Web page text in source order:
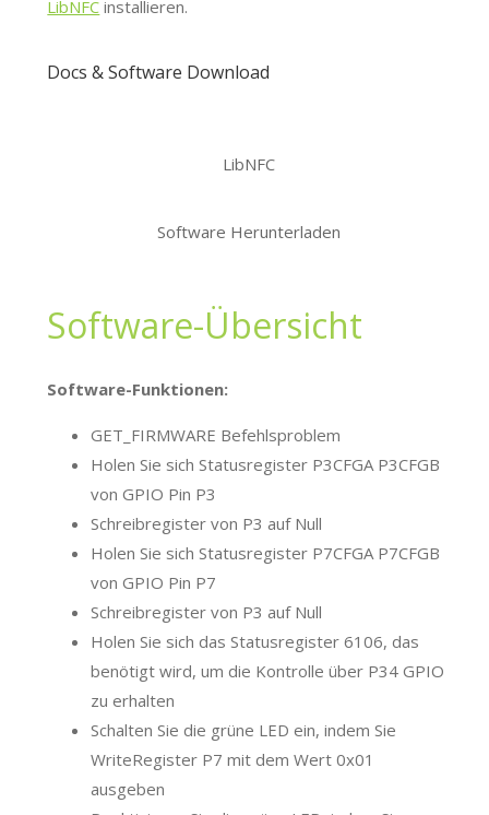
LibNFC installieren.
Docs & Software Download
LibNFC
Software Herunterladen
Software-Übersicht
Software-Funktionen:
GET_FIRMWARE Befehlsproblem
Holen Sie sich Statusregister P3CFGA P3CFGB
von GPIO Pin P3
Schreibregister von P3 auf Null
Holen Sie sich Statusregister P7CFGA P7CFGB
von GPIO Pin P7
Schreibregister von P3 auf Null
Holen Sie sich das Statusregister 6106, das
benötigt wird, um die Kontrolle über P34 GPIO
zu erhalten
Schalten Sie die grüne LED ein, indem Sie
WriteRegister P7 mit dem Wert 0x01
ausgeben